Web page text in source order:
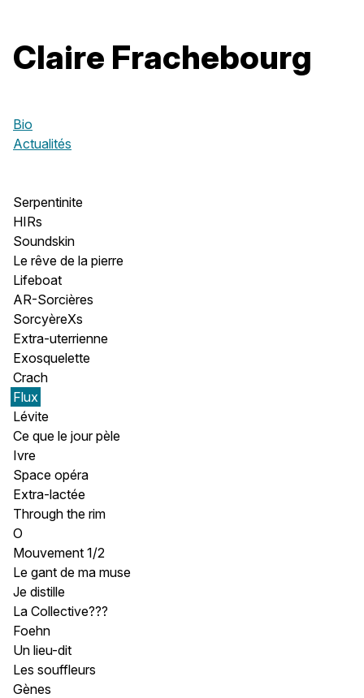
Claire Frachebourg
Bio
Actualités
Serpentinite
HIRs
Soundskin
Le rêve de la pierre
Lifeboat
AR-Sorcières
SorcyèreXs
Extra-uterrienne
Exosquelette
Crach
Flux
Lévite
Ce que le jour pèle
Ivre
Space opéra
Extra-lactée
Through the rim
O
Mouvement 1/2
Le gant de ma muse
Je distille
La Collective???
Foehn
Un lieu-dit
Les souffleurs
Gènes